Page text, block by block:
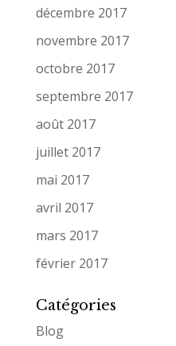
décembre 2017
novembre 2017
octobre 2017
septembre 2017
août 2017
juillet 2017
mai 2017
avril 2017
mars 2017
février 2017
Catégories
Blog